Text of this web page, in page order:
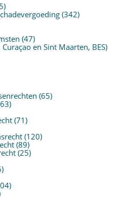
(342)
(47)
en Sint Maarten, BES)
(65)
(71)
(120)
(89)
(25)